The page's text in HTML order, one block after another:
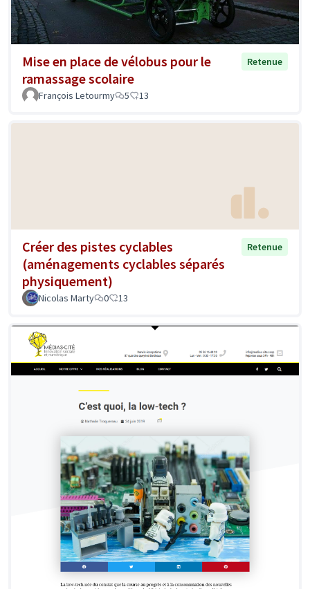
Mise en place de vélobus pour le
ramassage scolaire
Retenue
François Letourmy 5 13
Créer des pistes cyclables
(aménagements cyclables séparés
physiquement)
Retenue
Nicolas Marty 0 13